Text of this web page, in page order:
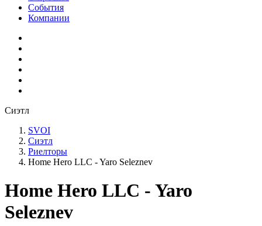
События
Компании
Сиэтл
SVOI
Сиэтл
Риелторы
Home Hero LLC - Yaro Seleznev
Home Hero LLC - Yaro
Seleznev